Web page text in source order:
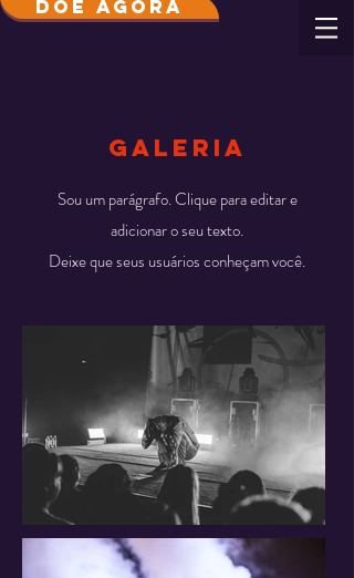
DOE AGORA
galeria
Sou um parágrafo. Clique para editar e
adicionar o seu texto.
Deixe que seus usuários conheçam você.